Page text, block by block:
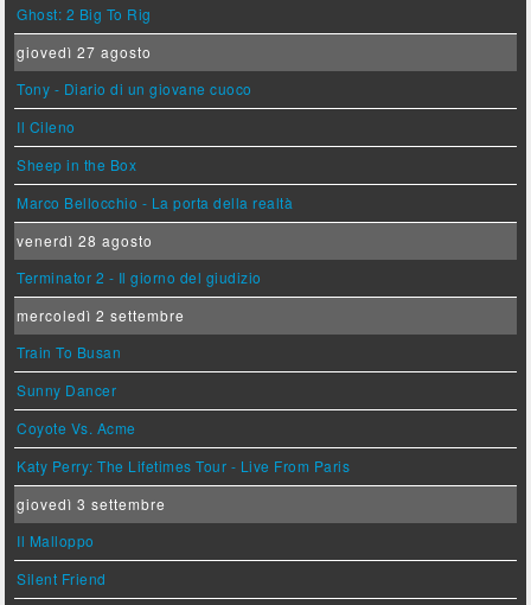
Ghost: 2 Big To Rig
giovedì 27 agosto
Tony - Diario di un giovane cuoco
Il Cileno
Sheep in the Box
Marco Bellocchio - La porta della realtà
venerdì 28 agosto
Terminator 2 - Il giorno del giudizio
mercoledì 2 settembre
Train To Busan
Sunny Dancer
Coyote Vs. Acme
Katy Perry: The Lifetimes Tour - Live From Paris
giovedì 3 settembre
Il Malloppo
Silent Friend